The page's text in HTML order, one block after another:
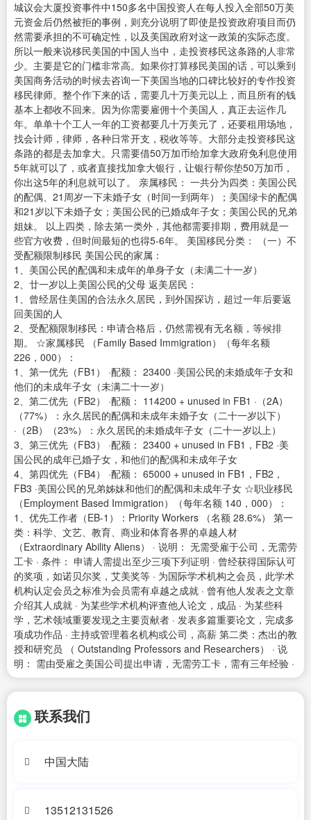
城议会大厦投资事件中150多名中国投资人在每人投入全部50万美
元资金后仍然被拒的事例，则充分说明了即使是投资政府项目而仍
然需要承担的不可确定性，以及美国政府对这一政策的实际态度。
所以一般来说移民美国的中国人当中，走投资移民这条路的人非常
少。主要是它的门槛非常高。如果你打算移民美国的话，可以乘到
美国商务活动的时候去咨询一下美国当地的口碑比较好的专作投资
移民律师。整个作下来的话，需要几十万美元以上，而且所有的钱
基本上都收不回来。因为你需要雇佣十个美国人，真正去运作几
年。单单十个工人一年的工资都要几十万美元了，还要租用场地，
找会计师，律师，各种日常开支，税收等等。大部分走投资移民这
条路的都是去加拿大。只需要借50万加币给加拿大政府免利息使用
5年就可以了，或者直接找加拿大银行，让银行帮你垫50万加币，
你出这5年的利息就可以了。 亲属移民： 一共分为四类：美国公民
的配偶、21周岁一下未婚子女（时间一到两年）；美国绿卡的配偶
和21岁以下未婚子女；美国公民的已婚成年子女；美国公民的兄弟
姐妹。 以上四类，除去第一类外，其他都需要排期，费用就是一
些官方收费，但时间最短的也得5-6年。 美国移民分类： （一）不
受配额限制移民 美国公民的家属：
1、美国公民的配偶和未成年的单身子女（未满二十一岁）
2、廿一岁以上美国公民的父母 返美居民：
1、曾经居住美国的合法永久居民，到外国探访，超过一年后要返
回美国的人
2、受配额限制移民：申请合格后，仍然需视有无名额，等候排
期。 ☆家属移民 （Family Based Immigration）（每年名额
226，000）：
1、第一优先（FB1） ·配额： 23400 ·美国公民的未婚成年子女和
他们的未成年子女（未满二十一岁）
2、第二优先（FB2） ·配额： 114200 + unused in FB1 ·（2A）
（77%）：永久居民的配偶和未成年未婚子女（二十一岁以下）
·（2B）（23%）：永久居民的未婚成年子女（二十一岁以上）
3、第三优先（FB3） ·配额： 23400 + unused in FB1，FB2 ·美
国公民的成年已婚子女，和他们的配偶和未成年子女
4、第四优先（FB4） ·配额： 65000 + unused in FB1，FB2，
FB3 ·美国公民的兄弟姊妹和他们的配偶和未成年子女 ☆职业移民
（Employment Based Immigration）（每年名额 140，000）：
1、优先工作者（EB-1）：Priority Workers （名额 28.6%） 第一
类：科学、文艺、教育、商业和体育各界的卓越人材
（Extraordinary Ability Aliens） · 说明： 无需受雇于公司，无需劳
工卡 · 条件： 申请人需提出至少三项下列证明 · 曾经获得国际认可
的奖项，如诺贝尔奖，艾美奖等 · 为国际学术机构之会员，此学术
机构认定会员之标准为会员需有卓越之成就 · 曾有他人发表之文章
介绍其人成就 · 为某些学术机构评查他人论文，成品 · 为某些科
学，艺术领域重要发现之主要贡献者 · 发表多篇重要论文，完成多
项成功作品 · 主持或管理着名机构或公司，高薪 第二类：杰出的教
授和研究员 （ Outstanding Professors and Researchers） · 说
明： 需由受雇之美国公司提出申请，无需劳工卡，需有三年经验 ·
联系我们
中国大陆
13512131526